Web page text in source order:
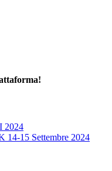
2024
15 Settembre 2024